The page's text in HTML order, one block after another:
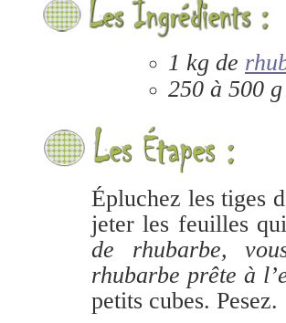
1 kg de
250 à 500
Épluchez les tiges
jeter les feuilles
de rhubarbe,
rhubarbe prête à
petits cubes. Pesez.